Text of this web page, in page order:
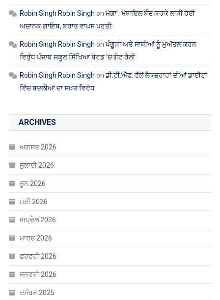
Robin Singh Robin Singh on ਮੋਗਾ : ਮੋਬਾਇਲ ਬੰਦ ਕਰਕੇ ਲਾੜੀ ਹੋਈ
ਅਚਾਨਕ ਗਾਇਬ, ਬਰਾਤ ਵਾਪਸ ਪਰਤੀ
Robin Singh Robin Singh onਖੰਗੂੜਾ ਅਤੇ ਸਾਥੀਆਂ ਨੂੰ ਮੁਅੱਤਲ ਕਰਨ
ਵਿਰੁੱਧ ਪੰਜਾਬ ਸਕੂਲ ਸਿੱਖਿਆ ਬੋਰਡ ‘ਚ ਗੇਟ ਰੈਲੀ
Robin Singh Robin Singh onਡੀ.ਟੀ.ਐੱਫ. ਵੱਲੋਂ ਲੈਕਚਰਾਰਾਂ ਦੀਆਂ ਡਾਈਟਾਂ
ਵਿੱਚ ਬਦਲੀਆਂ ਦਾ ਸਖ਼ਤ ਵਿਰੋਧ
ARCHIVES
ਅਗਸਤ 2026
ਜੁਲਾਈ 2026
ਜੂਨ 2026
ਮਈ 2026
ਅਪ੍ਰੈਲ 2026
ਮਾਰਚ 2026
ਫਰਵਰੀ 2026
ਜਨਵਰੀ 2026
ਦਸੰਬਰ 2025